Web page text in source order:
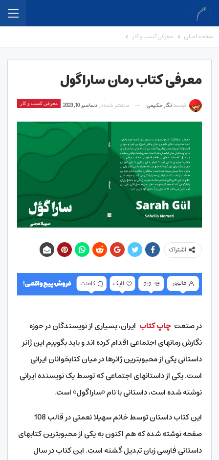
صفحه اصلی معرفی کسب و کار
معرفی کتاب رمان ساراگول
معرفی کسب و کار توسط نگار حکیمی منتشر شده در دسامبر 10, 2023
اشتراک
در صنعتچاپ کتاب ایران، بسیاری از نویسندگان در حوزه
نگارش رمانهای اجتماعی اقدام کرده اند و باید بگوییم این ژانر
داستانی یکی از محبوبترین ژانرها در میان کتابخوانان ایرانی
است. یکی از داستانهای اجتماعی که توسط یک نویسنده ایرانی
نوشته شده است، داستانی با نام «ساراگول» است.
این کتاب داستان توسط خانم سهیلا نعمتی در قالب 108
صفحه نوشته شده که هم اکنون به یکی از محبوبترین کتابهای
داستانی فارسی زبان تبدیل گشته است. این کتاب در سال